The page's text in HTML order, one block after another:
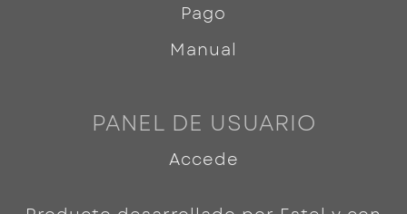
Pago
Manual
PANEL DE USUARIO
Accede